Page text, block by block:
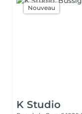
Nouveau
K Studio